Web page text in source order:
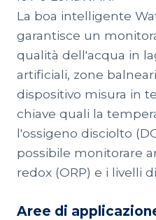
La boa intelligente
garantisce un
qualità dell'acqua in
artificiali, zone
dispositivo misura in
chiave quali la
l'ossigeno disciolto
possibile monitorare
redox (ORP) e i livelli
Aree di